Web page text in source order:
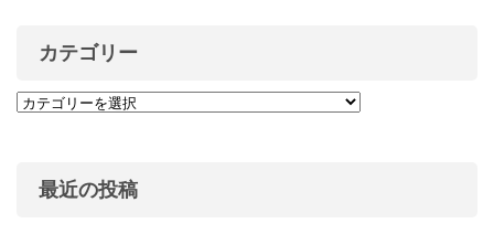
カテゴリー
最近の投稿